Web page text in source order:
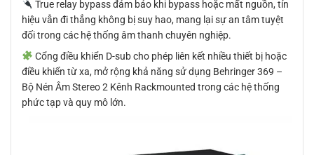
True relay bypass đảm bảo khi bypass hoặc mất nguồn, tín
hiệu vẫn đi thẳng không bị suy hao, mang lại sự an tâm tuyệt
đối trong các hệ thống âm thanh chuyên nghiệp.
Cổng điều khiển D-sub cho phép liên kết nhiều thiết bị hoặc
điều khiển từ xa, mở rộng khả năng sử dụng Behringer 369 –
Bộ Nén Âm Stereo 2 Kênh Rackmounted trong các hệ thống
phức tạp và quy mô lớn.